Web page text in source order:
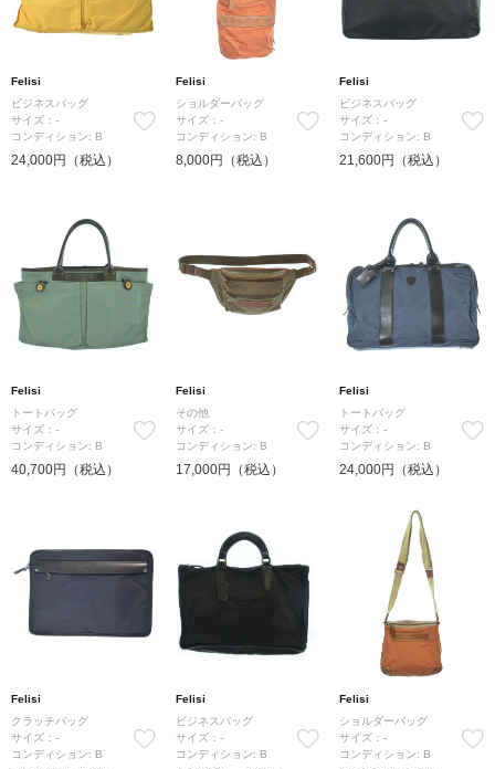
Felisi
ビジネスバッグ
サイズ：-
コンディション: B
24,000円（税込）
Felisi
ショルダーバッグ
サイズ：-
コンディション: B
8,000円（税込）
Felisi
ビジネスバッグ
サイズ：-
コンディション: B
21,600円（税込）
Felisi
トートバッグ
サイズ：-
コンディション: B
40,700円（税込）
Felisi
その他
サイズ：-
コンディション: B
17,000円（税込）
Felisi
トートバッグ
サイズ：-
コンディション: B
24,000円（税込）
Felisi
クラッチバッグ
サイズ：-
コンディション: B
Felisi
ビジネスバッグ
サイズ：-
コンディション: B
Felisi
ショルダーバッグ
サイズ：-
コンディション: B